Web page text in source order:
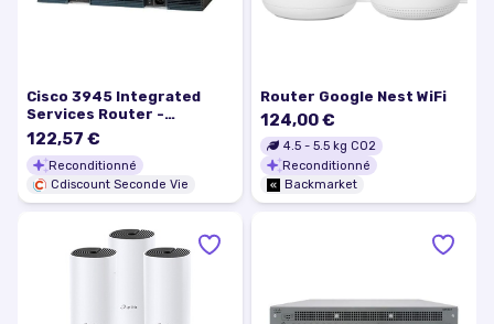
Cisco 3945 Integrated
Services Router -
routeur…
122,57 €
Reconditionné
Cdiscount Seconde Vie
Router Google Nest WiFi
124,00 €
4.5 - 5.5 kg CO2
Reconditionné
Backmarket